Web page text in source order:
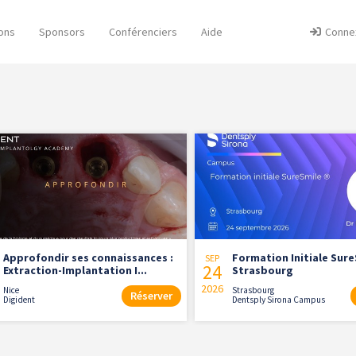
Sponsors Conférenciers Aide
Approfondir ses connaissances :
Extraction-Implantation I...
Nice
Digident
Réserver
SEP
24
2026
Formation Initiale
Strasbourg
Strasbourg
Dentsply Sirona Campus